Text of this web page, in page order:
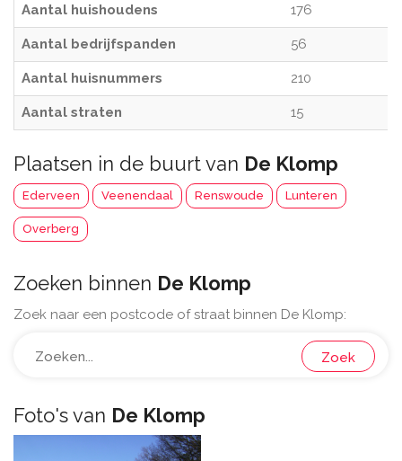
Aantal huishoudens 176
Aantal bedrijfspanden 56
Aantal huisnummers 210
Aantal straten 15
Plaatsen in de buurt van De Klomp
Ederveen Veenendaal Renswoude Lunteren
Overberg
Zoeken binnen De Klomp
Zoek naar een postcode of straat binnen De Klomp:
Zoek
Foto's van De Klomp